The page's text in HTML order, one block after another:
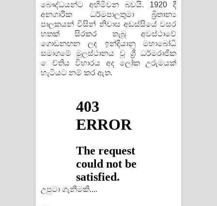
බෞද්ධයන්ට අහිමිවන බවයි. 1920 දී
අනගාරික ධර්මපාලතුමා බ්‍රිතාන්‍ය
පාලකයන් විසින් නිවාස අඩස්‌සියේ වසර
හතක්‌ සිරකර තැබූ අවස්‌ථාවේ
ගොඩනඟන ලද ඉන්දියානු මහාබෝධි
සමාගමේ මූලස්‌ථානය වූ ශ්‍රී ධර්මරාජික
ෙච්තිය විහාරය අද ලෝක උරුමයක්‌
හැටියට නම් කර ඇත.
උපුටා ගැනීමකි....